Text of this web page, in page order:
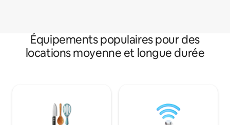
Équipements populaires pour des
locations moyenne et longue durée